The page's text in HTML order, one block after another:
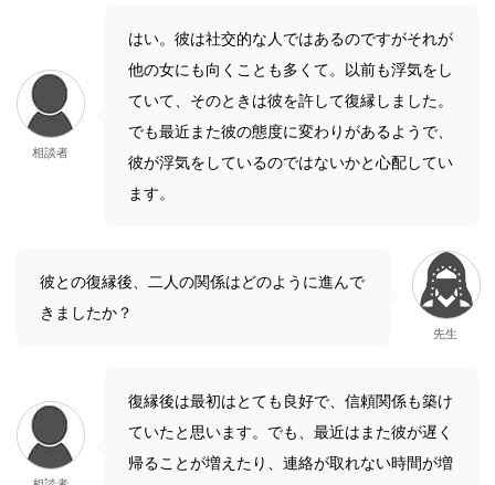
相談者
はい。彼は社交的な人ではあるのですがそれが
他の女にも向くことも多くて。以前も浮気をし
ていて、そのときは彼を許して復縁しました。
でも最近また彼の態度に変わりがあるようで、
彼が浮気をしているのではないかと心配してい
ます。
彼との復縁後、二人の関係はどのように進んで
きましたか？
先生
復縁後は最初はとても良好で、信頼関係も築け
ていたと思います。でも、最近はまた彼が遅く
帰ることが増えたり、連絡が取れない時間が増